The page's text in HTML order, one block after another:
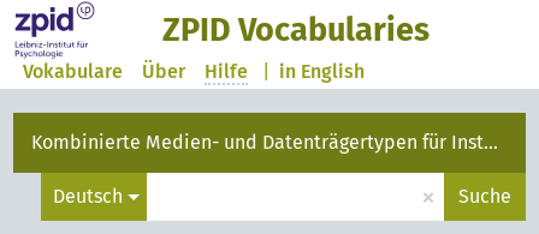
ZPID Vocabularies
in English
Vokabulare Über Hilfe
Kombinierte Medien- und Datenträgertypen für Instanzen
Deutsch × Suche